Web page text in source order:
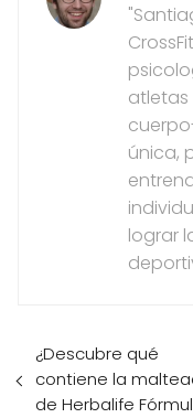
atletas
única,
lograr
¿Descubre qué
contiene la
de Herbalife